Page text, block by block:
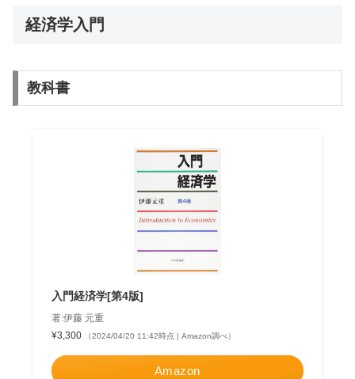
経済学入門
教科書
入門経済学[第4版]
著:伊藤 元重
¥3,300
（2024/04/20 11:42時点 | Amazon調べ）
Amazon